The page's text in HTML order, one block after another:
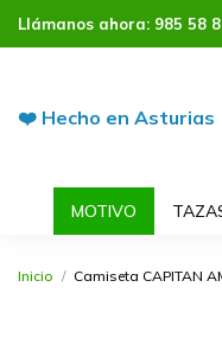
Llámanos ahora: 985 58
❤️ Hecho en Asturias
MOTIVO
Inicio Camiseta CAPITAN